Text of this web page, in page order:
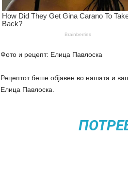
Фото и рецепт: Елица Павлоска
Рецептот беше објавен во нашата и
Елица Павлоска.